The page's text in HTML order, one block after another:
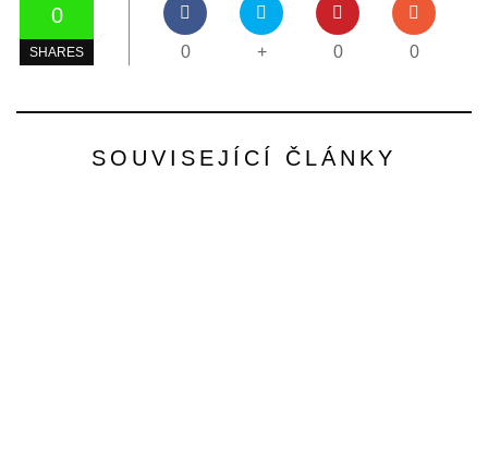
0
SHARES 0 + 0 0
SOUVISEJÍCÍ ČLÁNKY